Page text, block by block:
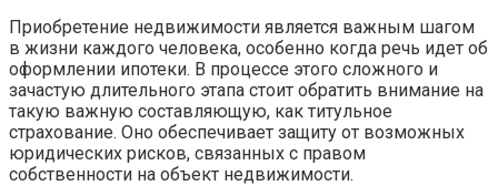
Приобретение недвижимости является важным шагом
в жизни каждого человека, особенно когда речь идет об
оформлении ипотеки. В процессе этого сложного и
зачастую длительного этапа стоит обратить внимание на
такую важную составляющую, как титульное
страхование. Оно обеспечивает защиту от возможных
юридических рисков, связанных с правом
собственности на объект недвижимости.